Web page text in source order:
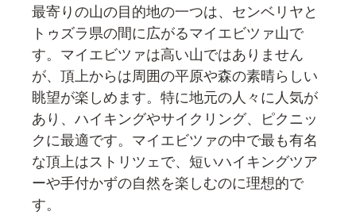
最寄りの山の目的地の一つは、センベリヤと
トゥズラ県の間に広がるマイエビツァ山で
す。マイエビツァは高い山ではありません
が、頂上からは周囲の平原や森の素晴らしい
眺望が楽しめます。特に地元の人々に人気が
あり、ハイキングやサイクリング、ピクニッ
クに最適です。マイエビツァの中で最も有名
な頂上はストリツェで、短いハイキングツア
ーや手付かずの自然を楽しむのに理想的で
す。